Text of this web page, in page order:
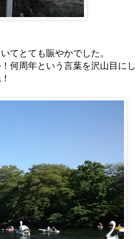
てとても賑やかでした。
何周年という言葉を沢山目にし